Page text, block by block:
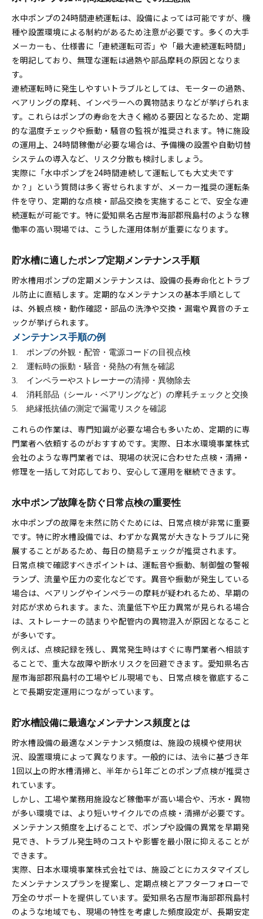
水中ポンプの24時間連続運転は、設備によっては可能ですが、機
種や設置環境による制約があるため注意が必要です。多くの大手
メーカーも、仕様書に「連続運転可否」や「最大連続運転時間」
を明記しており、無理な運転は過熱や部品摩耗の原因となりま
す。
連続運転時に発生しやすいトラブルとしては、モーターの過熱、
ベアリングの摩耗、インペラーへの異物詰まりなどが挙げられま
す。これらはポンプの寿命を大きく縮める要因となるため、定期
的な温度チェックや振動・騒音の監視が推奨されます。特に施設
の運用上、24時間稼働が必要な場合は、予備機の設置や自動切替
システムの導入など、リスク分散も検討しましょう。
実際に「水中ポンプを24時間連続して運転しても大丈夫です
か？」という質問は多く寄せられますが、メーカー推奨の運転条
件を守り、定期的な点検・部品交換を実施することで、安全な連
続運転が可能です。特に愛知県名古屋市海部郡飛島村のような稼
働率の高い現場では、こうした運用体制が重要になります。
貯水槽に適したポンプ定期メンテナンス手順
貯水槽用ポンプの定期メンテナンスは、設備の長寿命化とトラブ
ル防止に直結します。定期的なメンテナンスの基本手順として
は、外観点検・動作確認・部品の洗浄や交換・漏電や異音のチェ
ックが挙げられます。
メンテナンス手順の例
ポンプの外観・配管・電源コードの目視点検
運転時の振動・騒音・発熱の有無を確認
インペラーやストレーナーの清掃・異物除去
消耗部品（シール・ベアリングなど）の摩耗チェックと交換
絶縁抵抗値の測定で漏電リスクを確認
これらの作業は、専門知識が必要な場合も多いため、定期的に専
門業者へ依頼するのがおすすめです。実際、日本水環境事業株式
会社のような専門業者では、現場の状況に合わせた点検・清掃・
修理を一括して対応しており、安心して運用を継続できます。
水中ポンプ故障を防ぐ日常点検の重要性
水中ポンプの故障を未然に防ぐためには、日常点検が非常に重要
です。特に貯水槽設備では、わずかな異常が大きなトラブルに発
展することがあるため、毎日の簡易チェックが推奨されます。
日常点検で確認すべきポイントは、運転音や振動、制御盤の警報
ランプ、流量や圧力の変化などです。異音や振動が発生している
場合は、ベアリングやインペラーの摩耗が疑われるため、早期の
対応が求められます。また、流量低下や圧力異常が見られる場合
は、ストレーナーの詰まりや配管内の異物混入が原因となること
が多いです。
例えば、点検記録を残し、異常発生時はすぐに専門業者へ相談す
ることで、重大な故障や断水リスクを回避できます。愛知県名古
屋市海部郡飛島村の工場やビル現場でも、日常点検を徹底するこ
とで長期安定運用につながっています。
貯水槽設備に最適なメンテナンス頻度とは
貯水槽設備の最適なメンテナンス頻度は、施設の規模や使用状
況、設置環境によって異なります。一般的には、法令に基づき年
1回以上の貯水槽清掃と、半年から1年ごとのポンプ点検が推奨さ
れています。
しかし、工場や業務用施設など稼働率が高い場合や、汚水・異物
が多い環境では、より短いサイクルでの点検・清掃が必要です。
メンテナンス頻度を上げることで、ポンプや設備の異常を早期発
見でき、トラブル発生時のコストや影響を最小限に抑えることが
できます。
実際、日本水環境事業株式会社では、施設ごとにカスタマイズし
たメンテナンスプランを提案し、定期点検とアフターフォローで
万全のサポートを提供しています。愛知県名古屋市海部郡飛島村
のような地域でも、現場の特性を考慮した頻度設定が、長期安定